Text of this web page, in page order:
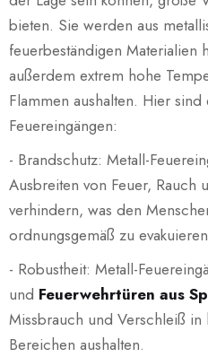
bieten. Sie werden aus
feuerbeständigen Materialien
außerdem extrem hohe
Flammen aushalten. Hier
Feuereingängen:
- Brandschutz: Metall-
Ausbreiten von Feuer, Rauch
verhindern, was den
ordnungsgemäß zu
- Robustheit: Metall-
und Feuerwehrtüren aus
Missbrauch und Verschleiß
Bereichen aushalten.